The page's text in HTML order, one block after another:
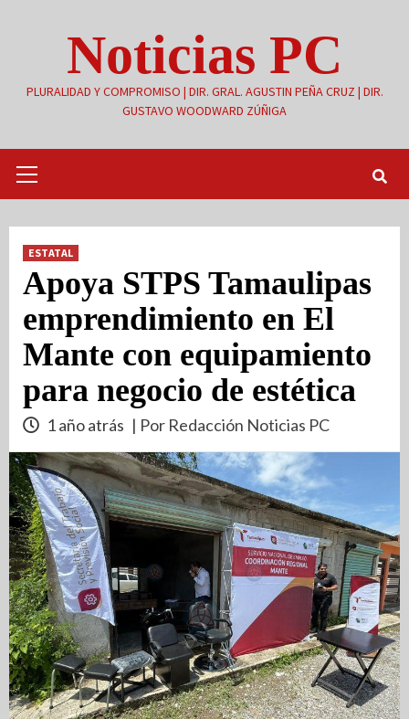
Noticias PC
PLURALIDAD Y COMPROMISO | DIR. GRAL. AGUSTIN PEÑA CRUZ | DIR.
GUSTAVO WOODWARD ZÚÑIGA
primario
ESTATAL
Apoya STPS Tamaulipas
emprendimiento en El
Mante con equipamiento
para negocio de estética
1 año atrás | Por Redacción Noticias PC